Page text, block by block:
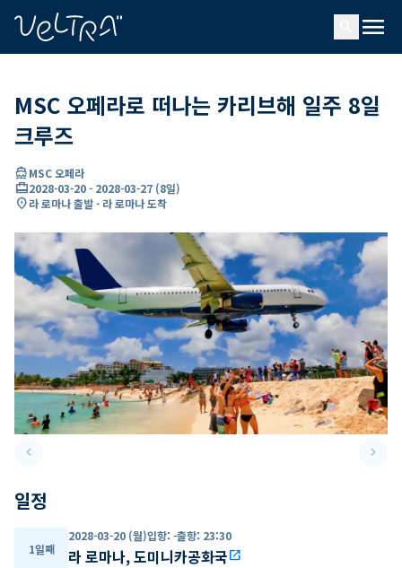
menu
MSC 오페라로 떠나는 카리브해 일주 8일
크루즈
directions_boatMSC 오페라
card_travel2028-03-20- 2028-03-27 (8일)
location_on라 로마나 출발 - 라 로마나 도착
keyboard_arrow_leftPrevious slide keyboard_arrow_right
일정
1일째
2028-03-20 (월)입항: -출항: 23:30
라 로마나, 도미니카공화국open_in_new